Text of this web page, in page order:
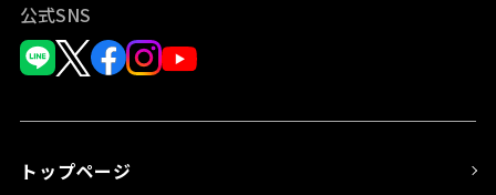
公式SNS
トップページ